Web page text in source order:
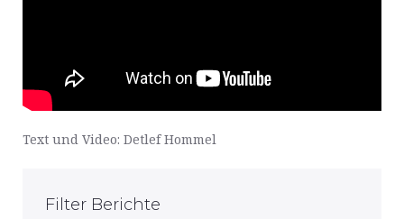
Text und Video: Detlef Hommel
Filter Berichte